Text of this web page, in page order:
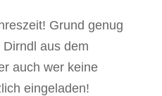
Grund genug
aus dem
auch wer keine
eingeladen!